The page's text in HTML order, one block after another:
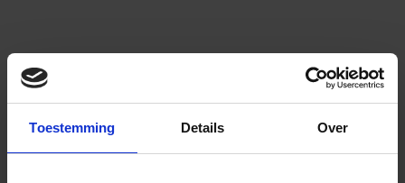
Toestemming Details Over